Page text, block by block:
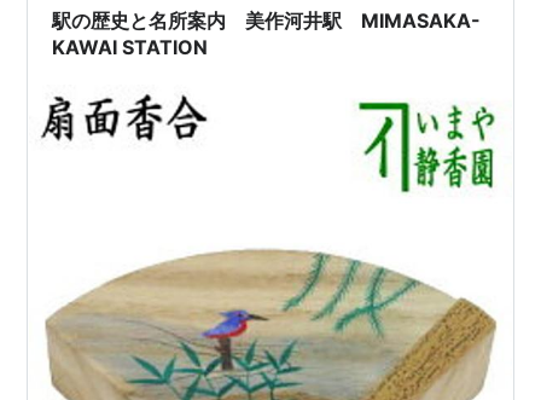
立に伴い、…
駅の歴史と名所案内 美作河井駅 MIMASAKA-
KAWAI STATION